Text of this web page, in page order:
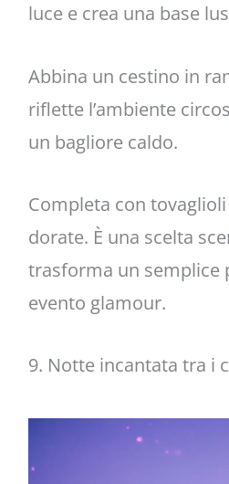
luce e crea una base
Abbina un cestino in
riflette l’ambiente
un bagliore caldo.
Completa con
dorate. È una scelta
trasforma un semplice
evento glamour.
9. Notte incantata tra i